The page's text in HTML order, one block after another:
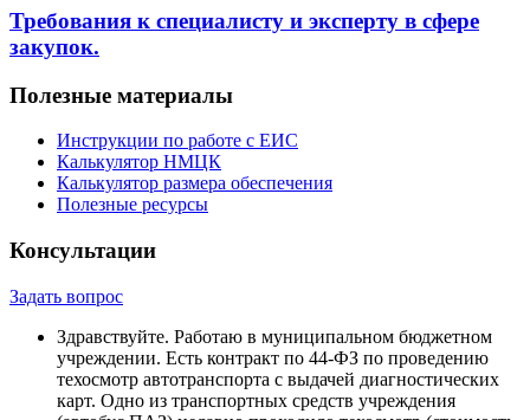
Требования к специалисту и эксперту в сфере
закупок.
Полезные материалы
Инструкции по работе с ЕИС
Калькулятор НМЦК
Калькулятор размера обеспечения
Полезные ресурсы
Консультации
Задать вопрос
Здравствуйте. Работаю в муниципальном бюджетном
учреждении. Есть контракт по 44-ФЗ по проведению
техосмотр автотранспорта с выдачей диагностических
карт. Одно из транспортных средств учреждения